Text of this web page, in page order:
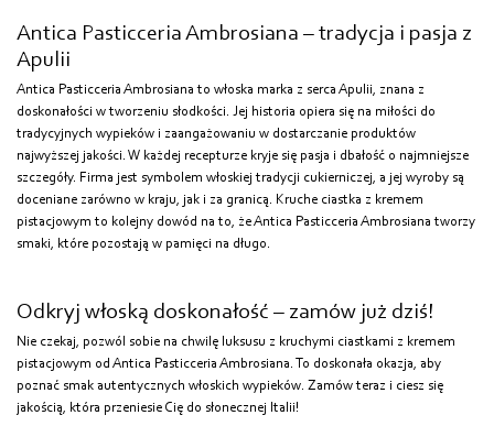
Antica Pasticceria Ambrosiana – tradycja i pasja z
Apulii
Antica Pasticceria Ambrosiana to włoska marka z serca Apulii, znana z
doskonałości w tworzeniu słodkości. Jej historia opiera się na miłości do
tradycyjnych wypieków i zaangażowaniu w dostarczanie produktów
najwyższej jakości. W każdej recepturze kryje się pasja i dbałość o najmniejsze
szczegóły. Firma jest symbolem włoskiej tradycji cukierniczej, a jej wyroby są
doceniane zarówno w kraju, jak i za granicą. Kruche ciastka z kremem
pistacjowym to kolejny dowód na to, że Antica Pasticceria Ambrosiana tworzy
smaki, które pozostają w pamięci na długo.
Odkryj włoską doskonałość – zamów już dziś!
Nie czekaj, pozwól sobie na chwilę luksusu z kruchymi ciastkami z kremem
pistacjowym od Antica Pasticceria Ambrosiana. To doskonała okazja, aby
poznać smak autentycznych włoskich wypieków. Zamów teraz i ciesz się
jakością, która przeniesie Cię do słonecznej Italii!